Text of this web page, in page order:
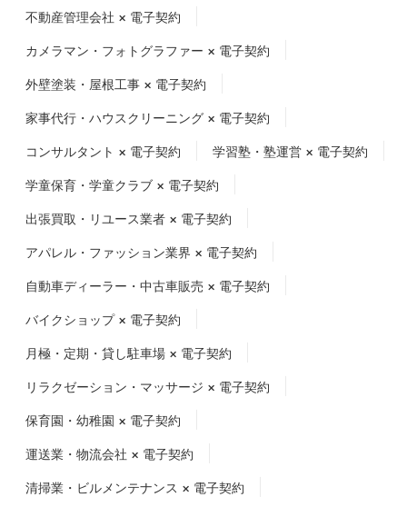
不動産管理会社 × 電子契約
カメラマン・フォトグラファー × 電子契約
外壁塗装・屋根工事 × 電子契約
家事代行・ハウスクリーニング × 電子契約
コンサルタント × 電子契約 学習塾・塾運営 × 電子契約
学童保育・学童クラブ × 電子契約
出張買取・リユース業者 × 電子契約
アパレル・ファッション業界 × 電子契約
自動車ディーラー・中古車販売 × 電子契約
バイクショップ × 電子契約
月極・定期・貸し駐車場 × 電子契約
リラクゼーション・マッサージ × 電子契約
保育園・幼稚園 × 電子契約
運送業・物流会社 × 電子契約
清掃業・ビルメンテナンス × 電子契約